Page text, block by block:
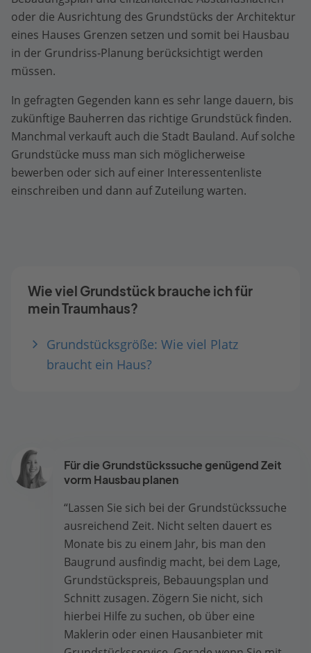
oder die Ausrichtung des Grundstücks der Architektur
eines Hauses Grenzen setzen und somit bei Hausbau
in der Grundriss-Planung berücksichtigt werden
müssen.
In gefragten Gegenden kann es sehr lange dauern, bis
zukünftige Bauherren das richtige Grundstück finden.
Manchmal verkauft auch die Stadt Bauland. Auf solche
Grundstücke muss man sich möglicherweise
bewerben oder sich auf einer Interessentenliste
einschreiben und dann auf Zuteilung warten.
Wie viel Grundstück brauche ich für
mein Traumhaus?
Grundstücksgröße: Wie viel Platz
braucht ein Haus?
Für die Grundstückssuche genügend Zeit
vorm Hausbau planen
“Lassen Sie sich bei der Grundstückssuche
ausreichend Zeit. Nicht selten dauert es
Monate bis zu einem Jahr, bis man den
Baugrund ausfindig macht, bei dem Lage,
Grundstückspreis, Bebauungsplan und
Schnitt zusagen. Zögern Sie nicht, sich
hierbei Hilfe zu suchen, ob über eine
Maklerin oder einen Hausanbieter mit